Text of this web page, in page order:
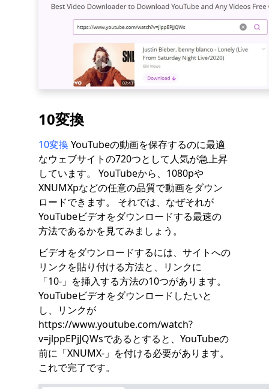
10変換
10変換 YouTubeの動画を保存するのに最適
なウェブサイトの720つとして人気が急上昇
しています。 YouTubeから、1080pや
XNUMXpなどの任意の品質で動画をダウン
ロードできます。 それでは、なぜそれが
YouTubeビデオをダウンロードする最速の
方法であるかを見てみましょう。
ビデオをダウンロードするには、サイトへの
リンクを貼り付ける方法と、リンクに
「10-」を挿入する方法の10つがあります。
YouTubeビデオをダウンロードしたいと
し、リンクが
https://www.youtube.com/watch?
v=jlppEPjJQWsであるとすると、YouTubeの
前に「XNUMX-」を付ける必要があります。
これで完了です。